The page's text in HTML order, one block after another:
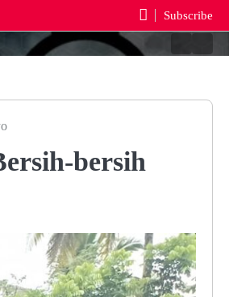
Subscribe
Beranda
bersih